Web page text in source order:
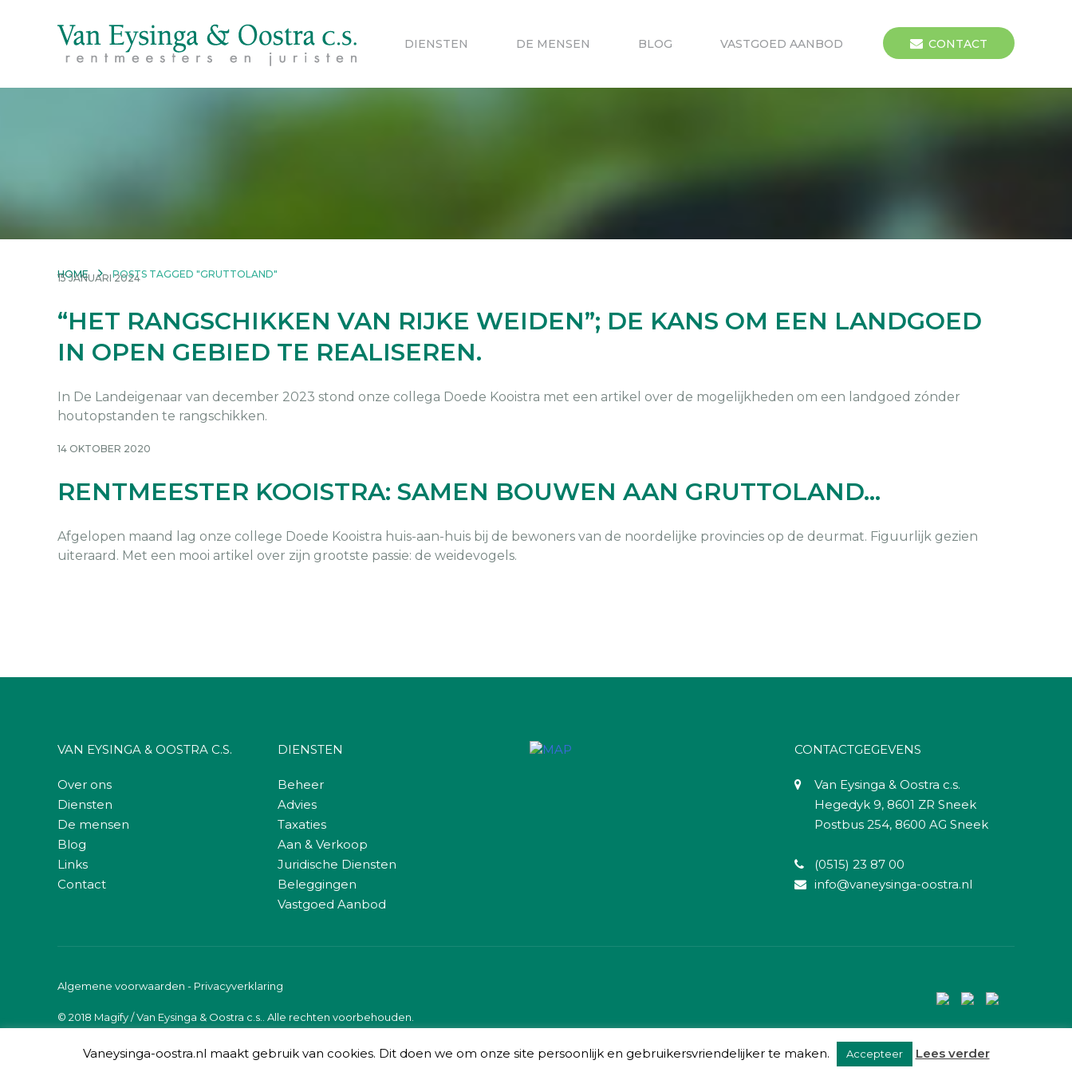
DIENSTEN DE MENSEN BLOG VASTGOED AANBOD CONTACT
HOME POSTS TAGGED "GRUTTOLAND"
15 JANUARI 2024
“HET RANGSCHIKKEN VAN RIJKE WEIDEN”; DE KANS OM EEN LANDGOED
IN OPEN GEBIED TE REALISEREN.
In De Landeigenaar van december 2023 stond onze collega Doede Kooistra met een artikel over de mogelijkheden om een landgoed zónder
houtopstanden te rangschikken.
14 OKTOBER 2020
RENTMEESTER KOOISTRA: SAMEN BOUWEN AAN GRUTTOLAND…
Afgelopen maand lag onze college Doede Kooistra huis-aan-huis bij de bewoners van de noordelijke provincies op de deurmat. Figuurlijk gezien
uiteraard. Met een mooi artikel over zijn grootste passie: de weidevogels.
VAN EYSINGA & OOSTRA C.S.
Over ons
Diensten
De mensen
Blog
Links
Contact
DIENSTEN
Beheer
Advies
Taxaties
Aan & Verkoop
Juridische Diensten
Beleggingen
Vastgoed Aanbod
CONTACTGEGEVENS
Van Eysinga & Oostra c.s.
Hegedyk 9, 8601 ZR Sneek
Postbus 254, 8600 AG Sneek
(0515) 23 87 00
info@vaneysinga-oostra.nl
Algemene voorwaarden - Privacyverklaring
© 2018 Magify / Van Eysinga & Oostra c.s.. Alle rechten voorbehouden.
Vaneysinga-oostra.nl maakt gebruik van cookies. Dit doen we om onze site persoonlijk en gebruikersvriendelijker te maken. Accepteer Lees verder